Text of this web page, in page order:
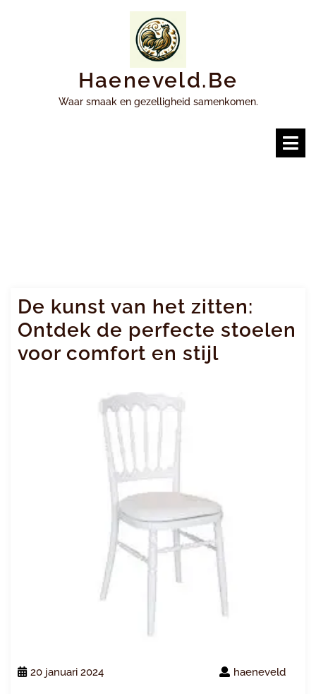
Haeneveld.be
Waar smaak en gezelligheid samenkomen.
De kunst van het zitten:
Ontdek de perfecte stoelen
voor comfort en stijl
20 januari 2024 haeneveld